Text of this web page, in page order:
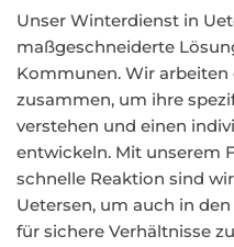
Unser Winterdienst in
maßgeschneiderte
Kommunen. Wir
zusammen, um ihre
verstehen und einen
entwickeln. Mit unserem
schnelle Reaktion sind
Uetersen, um auch in
für sichere Verhältnisse